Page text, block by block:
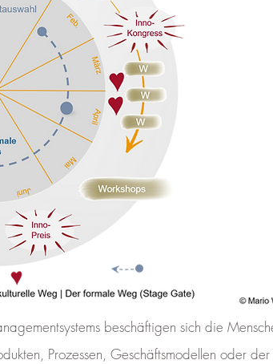
beschäftigen sich die
Prozessen, Geschäftsmodellen oder